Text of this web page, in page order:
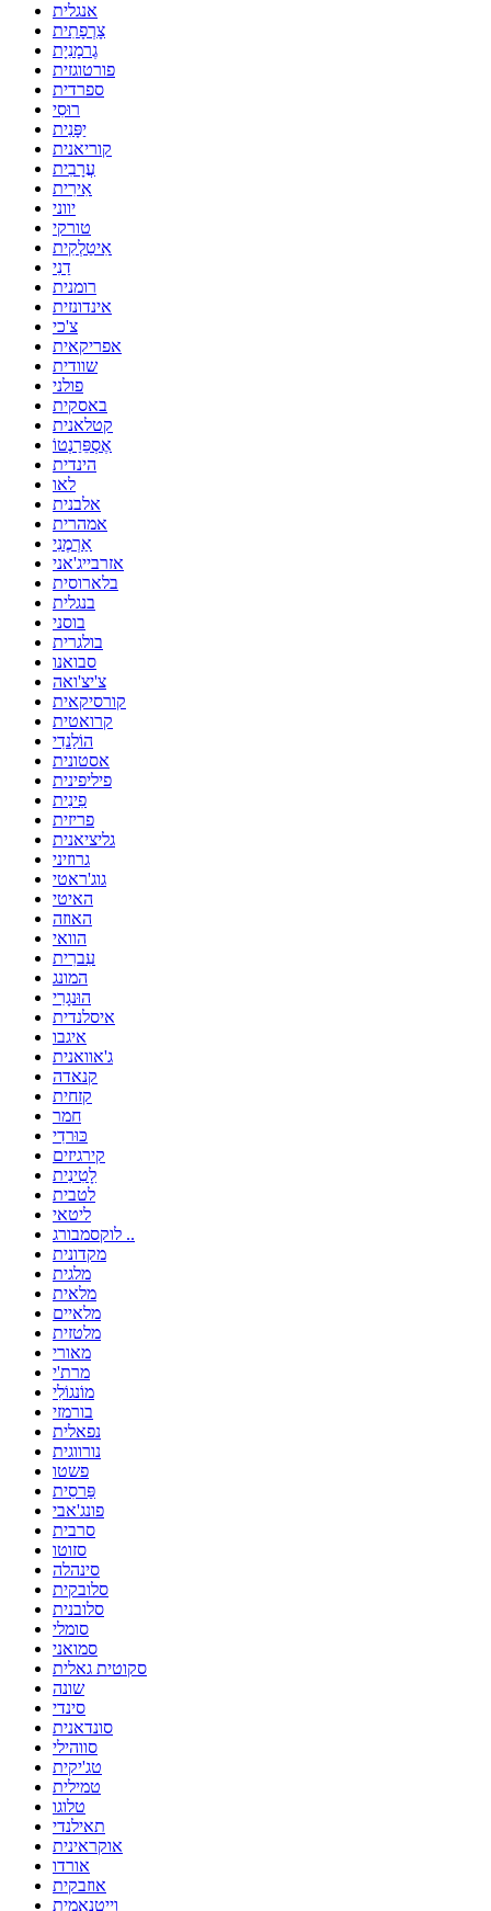
אנגלית
צָרְפָתִית
גֶרמָנִיָת
פורטוגזית
ספרדית
רוּסִי
יַפָּנִית
קוריאנית
עֲרָבִית
אִירִית
יווני
טורקי
אִיטַלְקִית
דַנִי
רומנית
אינדונזית
צ'כי
אפריקאית
שוודית
פולני
באסקית
קטלאנית
אֶסְפֵּרַנְטוֹ
הינדית
לאו
אלבנית
אמהרית
אַרְמֶנִי
אזרבייג'אני
בלארוסית
בנגלית
בוסני
בולגרית
סבואנו
צ'יצ'ואה
קורסיקאית
קרואטית
הוֹלַנדִי
אסטונית
פיליפינית
פִינִית
פריזית
גליציאנית
גרוזיני
גוג'ראטי
האיטי
האוזה
הוואי
עִברִית
המונג
הוּנגָרִי
איסלנדית
איגבו
ג'אוואנית
קנאדה
קזחית
חמר
כּוּרדִי
קירגיזים
לָטִינִית
לטבית
ליטאי
לוקסמבורג ..
מקדונית
מלגית
מלאית
מלאיים
מלטזית
מאורי
מרת'י
מוֹנגוֹלִי
בורמזי
נפאלית
נורווגית
פשטו
פַּרסִית
פונג'אבי
סרבית
סזוטו
סינהלה
סלובקית
סלובנית
סומלי
סמואני
סקוטית גאלית
שונה
סינדי
סונדאנית
סווהילי
טג'יקית
טמילית
טלוגו
תאילנדי
אוקראינית
אורדו
אוזבקית
וייטנאמית